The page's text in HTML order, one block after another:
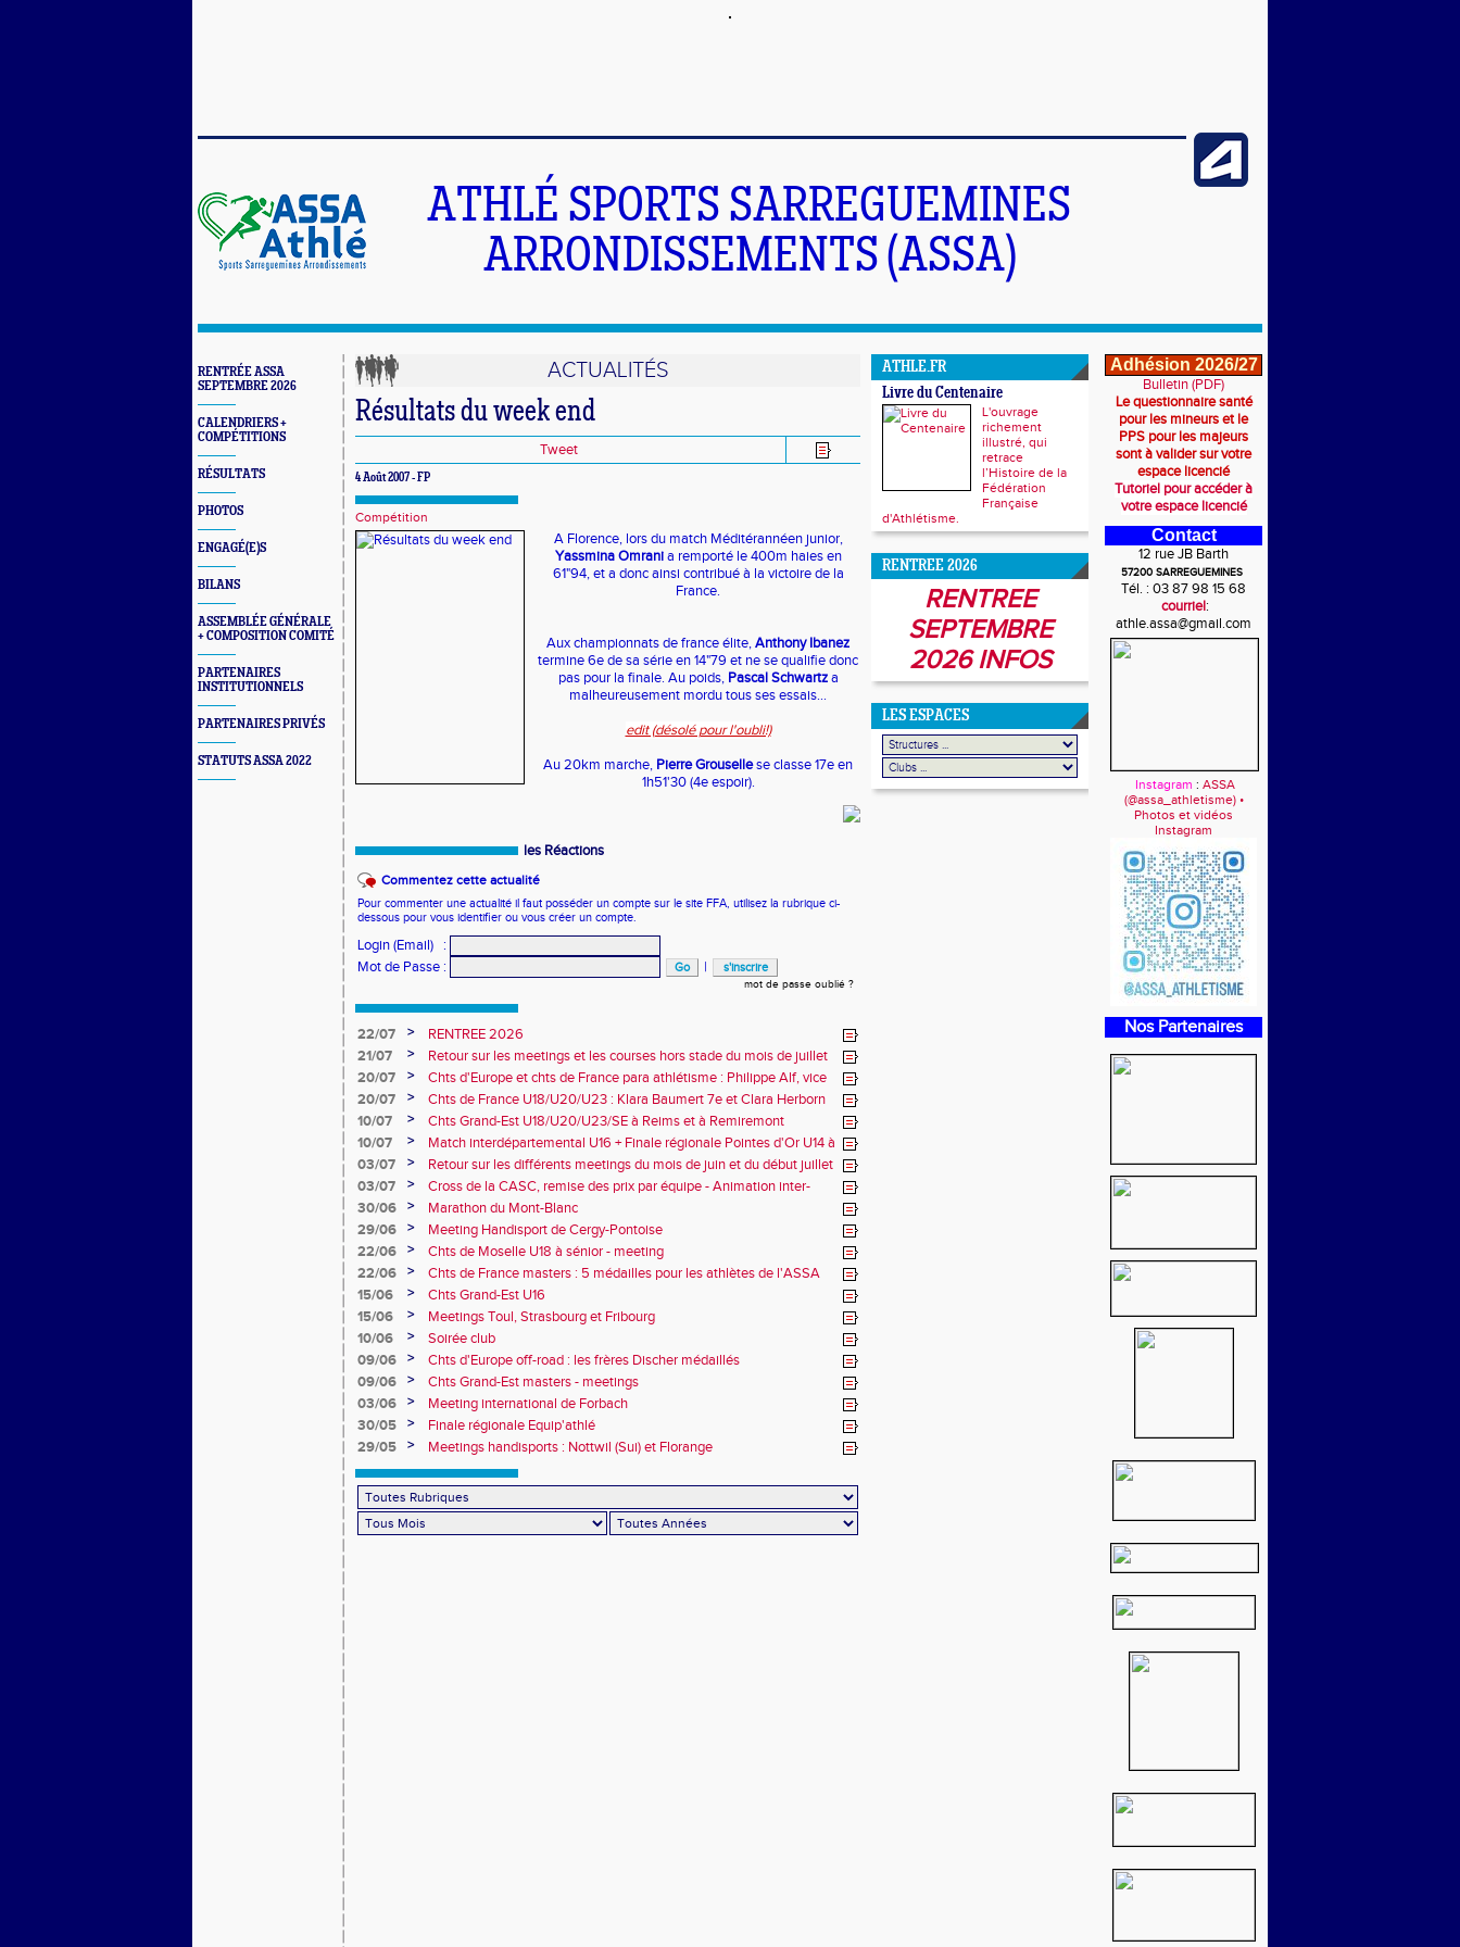
ATHLÉ SPORTS SARREGUEMINES
ARRONDISSEMENTS (ASSA)
RENTRÉE ASSA
SEPTEMBRE 2026
CALENDRIERS +
COMPÉTITIONS
RÉSULTATS
PHOTOS
ENGAGÉ(E)S
BILANS
ASSEMBLÉE GÉNÉRALE
+ COMPOSITION COMITÉ
PARTENAIRES
INSTITUTIONNELS
PARTENAIRES PRIVÉS
STATUTS ASSA 2022
ACTUALITÉS
Résultats du week end
Tweet
4 Août 2007 - FP
Compétition
A Florence, lors du match Méditérannéen junior,
Yassmina Omrania remporté le 400m haies en
61"94, et a donc ainsi contribué à la victoire de la
France.
Aux championnats de france élite,Anthony Ibanez
termine 6e de sa série en 14"79 et ne se qualifie donc
pas pour la finale. Au poids, Pascal Schwartza
malheureusement mordu tous ses essais...
edit (désolé pour l'oubli!)
Au 20km marche, Pierre Grousellese classe 17e en
1h51'30 (4e espoir).
les Réactions
Commentez cette actualité
Pour commenter une actualité il faut posséder un compte sur le site FFA, utilisez la rubrique ci-
dessous pour vous identifier ou vous créer un compte.
Login (Email)
:
Mot de Passe : |
mot de passe oublié ?
22/07 >
RENTREE 2026
21/07
>
Retour sur les meetings et les courses hors stade du mois de juillet
20/07
>
Chts d'Europe et chts de France para athlétisme : Philippe Alf, vice
champion d'Europe et multiples médaillés aux France
20/07 >
Chts de France U18/U20/U23 : Klara Baumert 7e et Clara Herborn
10e
10/07 >
Chts Grand-Est U18/U20/U23/SE à Reims et à Remiremont
10/07
>
Match interdépartemental U16 + Finale régionale Pointes d'Or U14 à
Obernai
03/07 >
Retour sur les différents meetings du mois de juin et du début juillet
03/07
>
Cross de la CASC, remise des prix par équipe - Animation inter-
collèges
30/06 >
Marathon du Mont-Blanc
29/06
>
Meeting Handisport de Cergy-Pontoise
22/06
>
Chts de Moselle U18 à sénior - meeting
22/06
>
Chts de France masters : 5 médailles pour les athlètes de l'ASSA
15/06
>
Chts Grand-Est U16
15/06
>
Meetings Toul, Strasbourg et Fribourg
10/06
>
Soirée club
09/06
>
Chts d'Europe off-road : les frères Discher médaillés
09/06
>
Chts Grand-Est masters - meetings
03/06
>
Meeting international de Forbach
30/05
>
Finale régionale Equip'athlé
29/05
> Meetings handisports : Nottwil (Sui) et Florange
ATHLE.FR
Livre du Centenaire
L'ouvrage
richement
illustré, qui
retrace
l’Histoire de la
Fédération
Française
d'Athlétisme.
RENTREE 2026
RENTREE
SEPTEMBRE
2026 INFOS
LES ESPACES
Adhésion 2026/27
Bulletin (PDF)
Le questionnaire santé
pour les mineurs et le
PPS pour les majeurs
sont à valider sur votre
espace licencié
Tutoriel pour accéder à
votre espace licencié
Contact
12 rue JB Barth
57200 SARREGUEMINES
Tél. : 03 87 98 15 68
courriel:
athle.assa@gmail.com
Instagram : ASSA
(@assa_athletisme) •
Photos et vidéos
Instagram
Nos Partenaires